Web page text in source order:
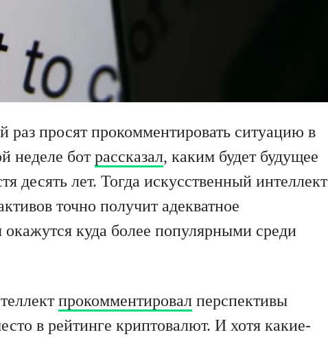
просят прокомментировать ситуацию в
неделе ботрассказал, каким будет будущее
десять лет. Тогда искусственный интеллект
точно получит адекватное
куда более популярными среди
прокомментировал перспективы
в рейтинге криптовалют. И хотя какие-